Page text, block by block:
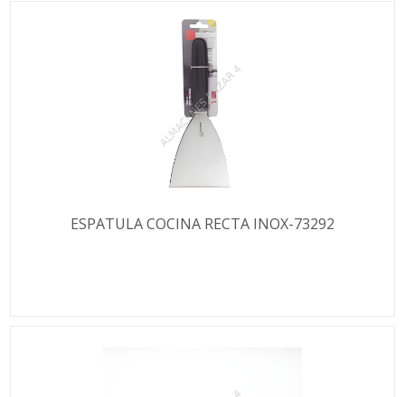
ESPATULA COCINA RECTA INOX-73292